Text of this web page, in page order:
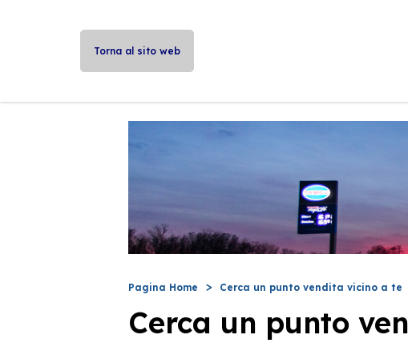
Torna al sito web
Pagina Home Cerca un punto vendita vicino a te
Cerca un punto